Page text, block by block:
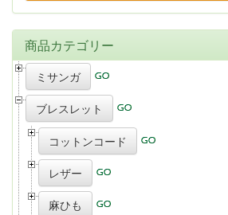
商品カテゴリー
ミサンガ
ブレスレット
コットンコード
レザー
麻ひも